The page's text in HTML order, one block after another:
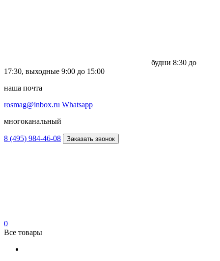
будни 8:30 до
17:30, выходные 9:00 до 15:00
наша почта
rosmag@inbox.ru Whatsapp
многоканальный
8 (495) 984-46-08 Заказать звонок
0
Все товары